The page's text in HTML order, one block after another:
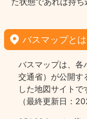
バスマップとは
バスマップは、各
交通省）が公開す
した地図サイトで
（最終更新日：